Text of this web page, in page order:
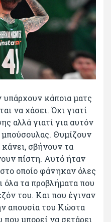
υπάρχουν κάποια ματς
να χάσει. Όχι γιατί
αλλά γιατί για αυτόν
μπούσουλας. Θυμίζουν
σβήνουν τα
πίστη. Αυτό ήταν
οποίο φάνηκαν όλες
όλα τα προβλήματα που
του. Και που έγιναν
απουσία του Κώστα
μπορεί να σετάρει